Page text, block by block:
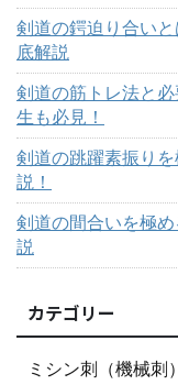
剣道の鍔迫り合い
底解説
剣道の筋トレ法と
生も必見！
剣道の跳躍素振り
説！
剣道の間合いを極
説
カテゴリー
ミシン刺（機械刺